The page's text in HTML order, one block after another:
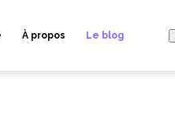
À propos Le blog